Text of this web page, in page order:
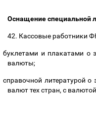
Оснащение специальной
42. Кассовые работники
буклетами и плакатами о
валюты;
справочной литературой
валют тех стран, с